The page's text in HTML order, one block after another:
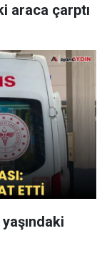
araca çarptı